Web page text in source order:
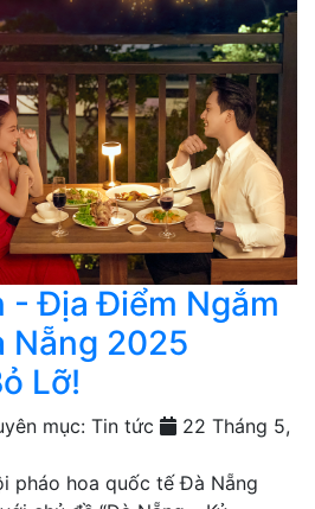
- Địa Điểm Ngắm
Nẵng 2025
Lỡ!
mục: Tin tức
22 Tháng 5,
pháo hoa quốc tế Đà Nẵng